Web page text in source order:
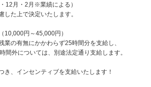
12月・2月※業績による）
た上で決定いたします。
10,000円～45,000円）
の有無にかかわらず25時間分を支給し、
間外については、別途法定通り支給します。
き、インセンティブを支給いたします！